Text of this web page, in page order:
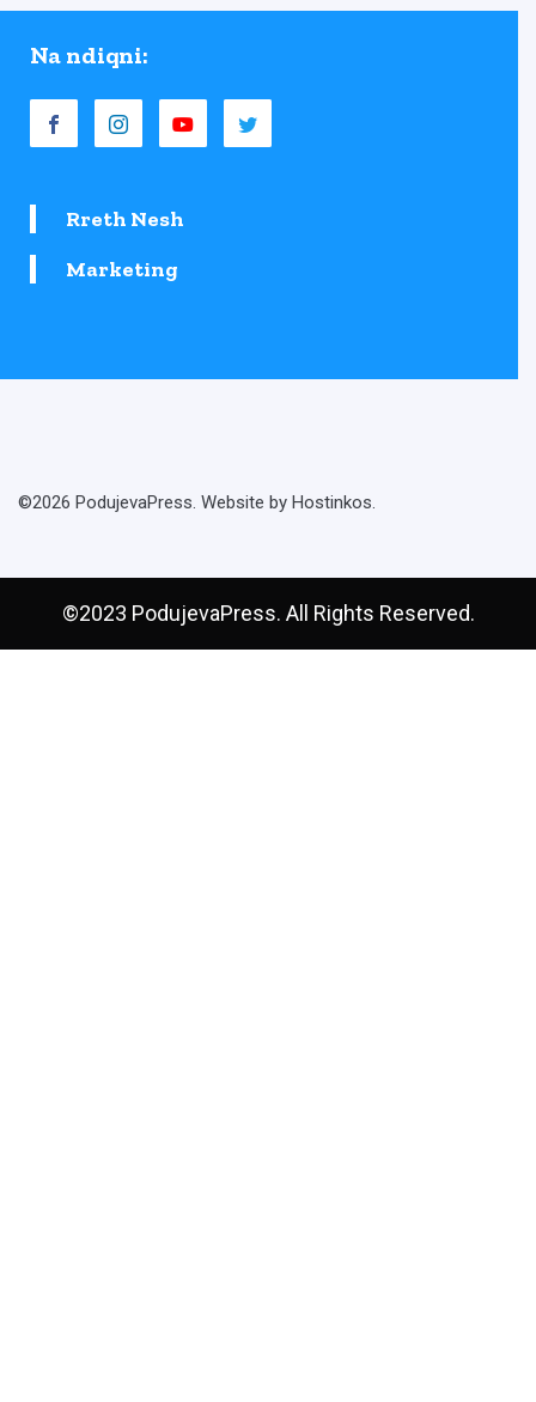
Na ndiqni:
Rreth Nesh
Marketing
©2026 PodujevaPress. Website by Hostinkos.
©2023 PodujevaPress. All Rights Reserved.